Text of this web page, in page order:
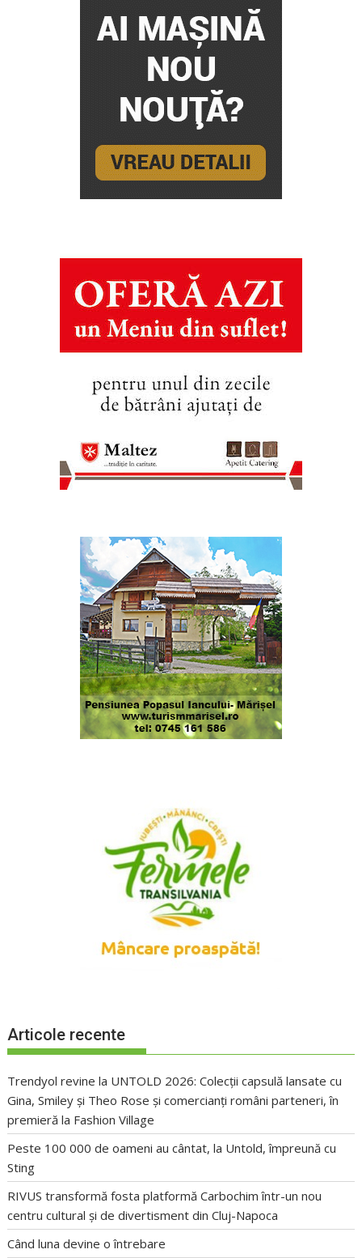
Articole recente
Trendyol revine la UNTOLD 2026: Colecții capsulă lansate cu
Gina, Smiley și Theo Rose și comercianți români parteneri, în
premieră la Fashion Village
Peste 100 000 de oameni au cântat, la Untold, împreună cu
Sting
RIVUS transformă fosta platformă Carbochim într-un nou
centru cultural și de divertisment din Cluj-Napoca
Când luna devine o întrebare